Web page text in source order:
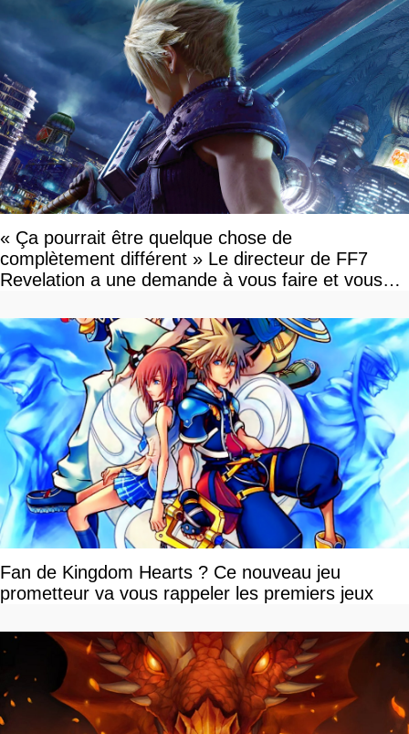
« Ça pourrait être quelque chose de
complètement différent » Le directeur de FF7
Revelation a une demande à vous faire et vous
Fan de Kingdom Hearts ? Ce nouveau jeu
prometteur va vous rappeler les premiers jeux